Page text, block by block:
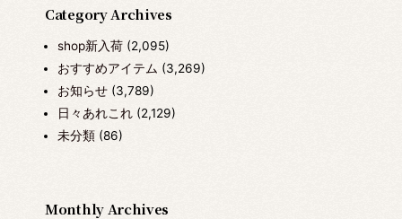
Category Archives
shop新入荷(2,095)
おすすめアイテム (3,269)
お知らせ(3,789)
日々あれこれ(2,129)
未分類(86)
Monthly Archives